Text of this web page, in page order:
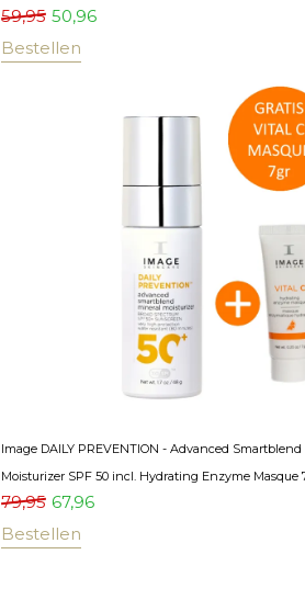
59,95 50,96
Bestellen
Image DAILY PREVENTION - Advanced
Moisturizer SPF 50 incl. Hydrating Enzyme Masque
79,95 67,96
Bestellen